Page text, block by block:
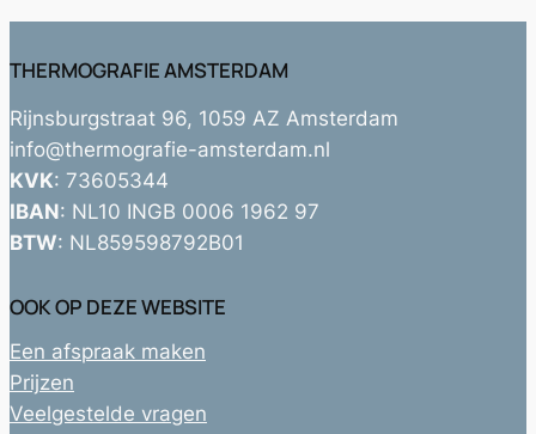
THERMOGRAFIE AMSTERDAM
Rijnsburgstraat 96, 1059 AZ Amsterdam
info@thermografie-amsterdam.nl
KVK: 73605344
IBAN: NL10 INGB 0006 1962 97
BTW: NL859598792B01
OOK OP DEZE WEBSITE
Een afspraak maken
Prijzen
Veelgestelde vragen